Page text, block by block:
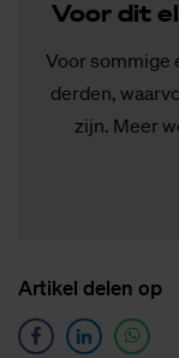
Voor dit
Voor sommige
derden,
zijn. Meer
Ar­ti­kel de­len op